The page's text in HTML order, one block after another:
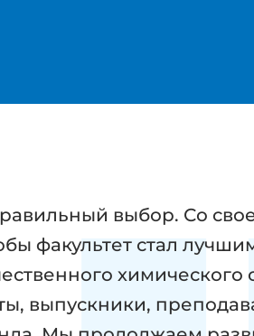
выбор. Со
факультет стал
выпускники,